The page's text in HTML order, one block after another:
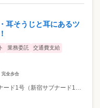
耳そうじと耳にあるツ
業務委託
交通費支給
完全歩合
1号（新宿サブナード1丁目）